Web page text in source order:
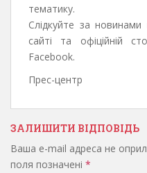
тематику.
Слідкуйте за
сайті та офіційній
Facebook.
Прес-центр
ЗАЛИШИТИ ВІДПОВІДЬ
Ваша e-mail адреса не
поля позначені *